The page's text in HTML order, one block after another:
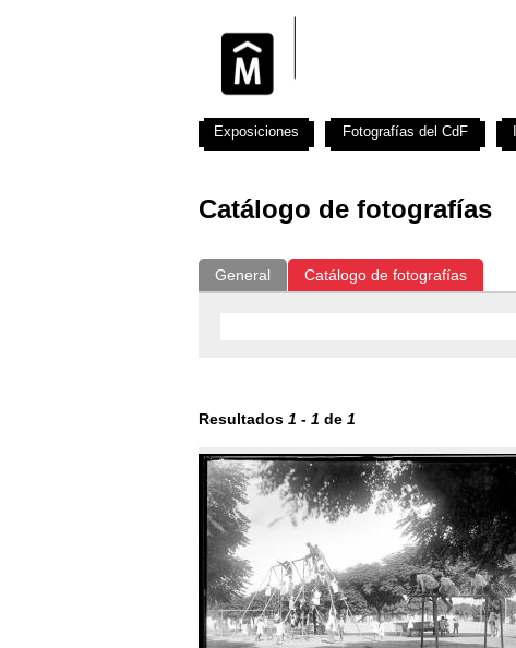
Catálogo de fotografías
General Catálogo de fotografías
Resultados 1 - 1 de 1
Exposiciones Fotografías del CdF